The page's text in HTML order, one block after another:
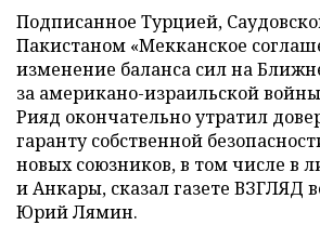
Подписанное Турцией,
Пакистаном «Мекканское
изменение баланса сил на
за американо-израильской
Рияд окончательно утратил
гаранту собственной
новых союзников, в том числе в
и Анкары, сказал газете ВЗГЛЯД
Юрий Лямин.